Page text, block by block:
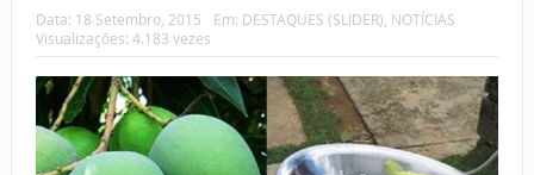
Data: 18 Setembro, 2015 Em: DESTAQUES (SLIDER) NOTÍCIAS
Visualizações: 4.183 vezes